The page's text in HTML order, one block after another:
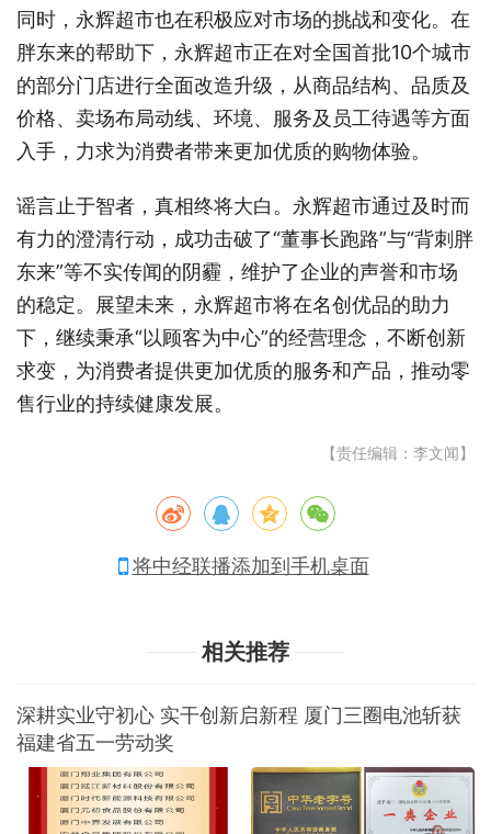
同时，永辉超市也在积极应对市场的挑战和变化。在
胖东来的帮助下，永辉超市正在对全国首批10个城市
的部分门店进行全面改造升级，从商品结构、品质及
价格、卖场布局动线、环境、服务及员工待遇等方面
入手，力求为消费者带来更加优质的购物体验。
谣言止于智者，真相终将大白。永辉超市通过及时而
有力的澄清行动，成功击破了“董事长跑路”与“背刺胖
东来”等不实传闻的阴霾，维护了企业的声誉和市场
的稳定。展望未来，永辉超市将在名创优品的助力
下，继续秉承“以顾客为中心”的经营理念，不断创新
求变，为消费者提供更加优质的服务和产品，推动零
售行业的持续健康发展。
【责任编辑：李文闻】
将中经联播添加到手机桌面
相关推荐
深耕实业守初心 实干创新启新程 厦门三圈电池斩获
福建省五一劳动奖